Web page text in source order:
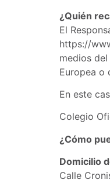
¿Quién
El
https://
medios
Europea o
En este
Colegio
¿Cómo
Domicilio
Calle